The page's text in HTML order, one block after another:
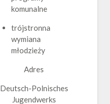
komunalne
trójstronna
wymiana
młodzieży
Adres
Deutsch-Polnisches
Jugendwerks